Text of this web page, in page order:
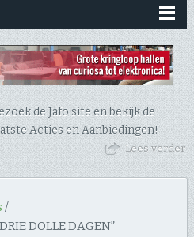
de Jafo site en bekijk de
Acties en Aanbiedingen!
Lees verder
/
DOLLE DAGEN”